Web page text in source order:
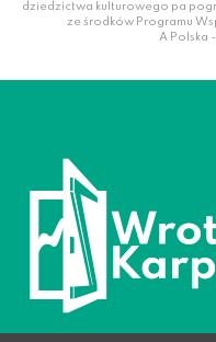
dziedzictwa kulturowego pa
ze środków Programu
A Polska